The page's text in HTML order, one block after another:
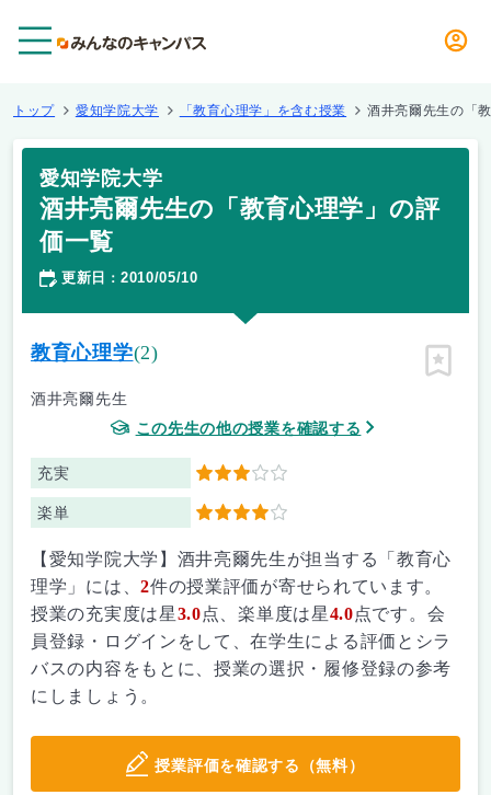
トップ 愛知学院大学 「教育心理学」を含む授業 酒井亮爾先生の「
愛知学院大学
酒井亮爾先生の「教育心理学」の評
価一覧
更新日 ： 2010/05/10
教育心理学(2)
酒井亮爾先生
この先生の他の授業を確認する
充実 3
楽単 4
ピン留
【愛知学院大学】酒井亮爾先生が担当する「教育心
理学」には、2件の授業評価が寄せられています。
授業の充実度は星3.0点、楽単度は星4.0点です。会
員登録・ログインをして、在学生による評価とシラ
バスの内容をもとに、授業の選択・履修登録の参考
にしましょう。
授業評価を確認する（無料）